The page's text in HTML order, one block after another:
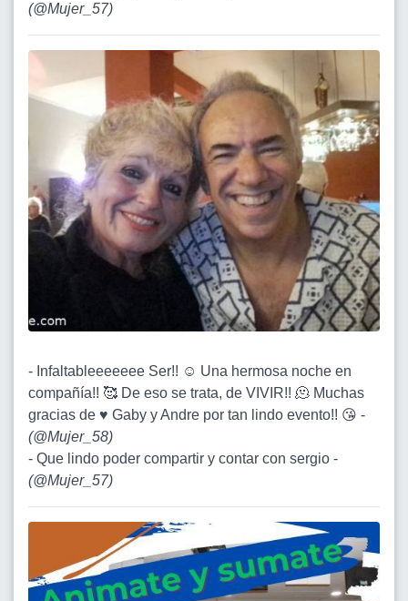
(@Mujer_57)
- Infaltableeeeeee Ser!! ☺️ Una hermosa noche en
compañía!! 🥰 De eso se trata, de VIVIR!! 🫠 Muchas
gracias de ♥️ Gaby y Andre por tan lindo evento!! 😘 -
(@Mujer_58)
- Que lindo poder compartir y contar con sergio -
(@Mujer_57)